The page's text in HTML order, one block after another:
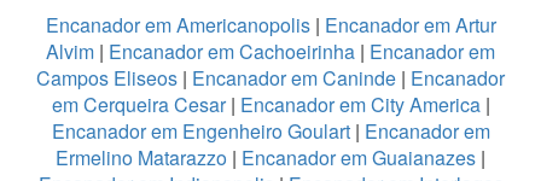
Encanador em Americanopolis | Encanador em Artur
Alvim | Encanador em Cachoeirinha | Encanador em
Campos Eliseos | Encanador em Caninde | Encanador
em Cerqueira Cesar| Encanador em City America |
Encanador em Engenheiro Goulart | Encanador em
Ermelino Matarazzo | Encanador em Guaianazes |